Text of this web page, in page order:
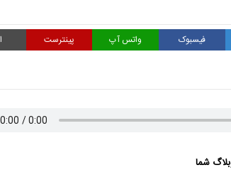
فیسبوک واتس آپ پینترست
شما